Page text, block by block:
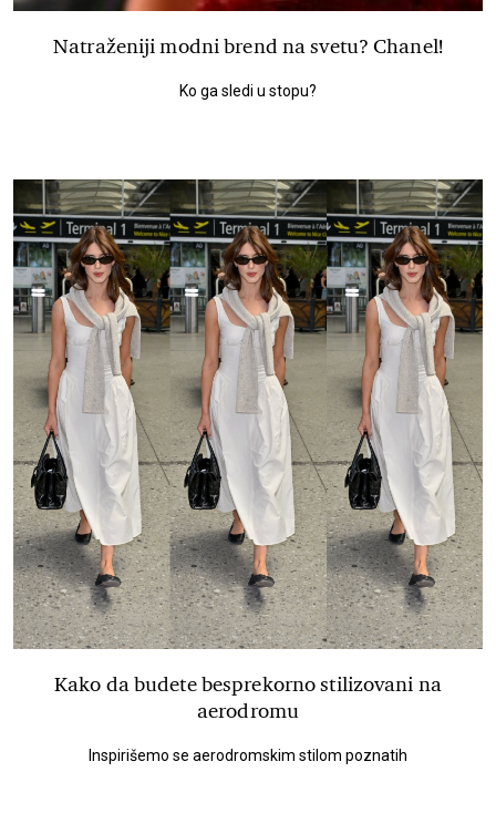
Natraženiji modni brend na svetu? Chanel!
Ko ga sledi u stopu?
Kako da budete besprekorno stilizovani na
aerodromu
Inspirišemo se aerodromskim stilom poznatih